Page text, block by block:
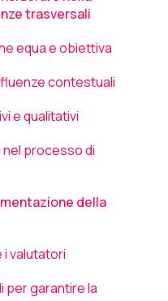
trasversali
equa e obiettiva
contestuali
e qualitativi
processo di
della
valutatori
per garantire la